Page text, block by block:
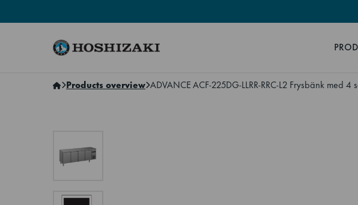
Products overview ADVANCE ACF-225DG-LLRR-RRC-L2 Frysbänk med 4